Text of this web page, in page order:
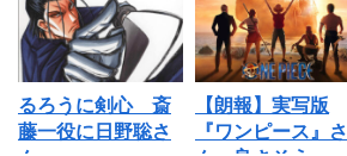
んでたわ…勘...
ロボットアニ...
るろうに剣心 斎
藤一役に日野聡さ
【朗報】実写版
『ワンピース』さ